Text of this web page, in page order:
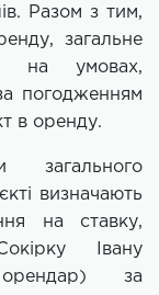
Разом з тим,
загальне
на умовах,
погодженням
в оренду.
визначають
на ставку,
Івану
за